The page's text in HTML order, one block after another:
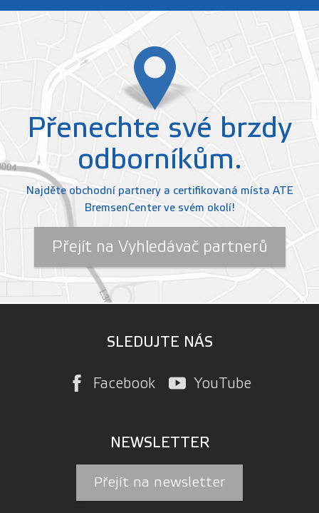
Přenechte své brzdy
odborníkům.
Najděte obchodní partnery a certifikovaná místa ATE
BremsenCenter ve svém okolí!
Přejít na Vyhledávač partnerů
SLEDUJTE NÁS
Facebook YouTube
NEWSLETTER
Přejít na newsletter